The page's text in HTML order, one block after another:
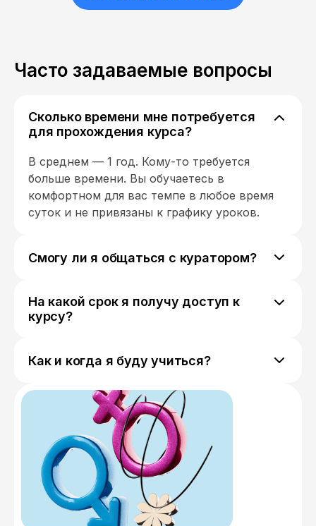
Часто задаваемые вопросы
Сколько времени мне потребуется
для прохождения курса?
В среднем — 1 год. Кому-то требуется
больше времени. Вы обучаетесь в
комфортном для вас темпе в любое время
суток и не привязаны к графику уроков.
Смогу ли я общаться с куратором?
любые вопросы и обсуждать свой прогресс.
На какой срок я получу доступ к
курсу?
Как и когда я буду учиться?
в любое время суток и можете
самостоятельно выстроить учебную
траекторию.